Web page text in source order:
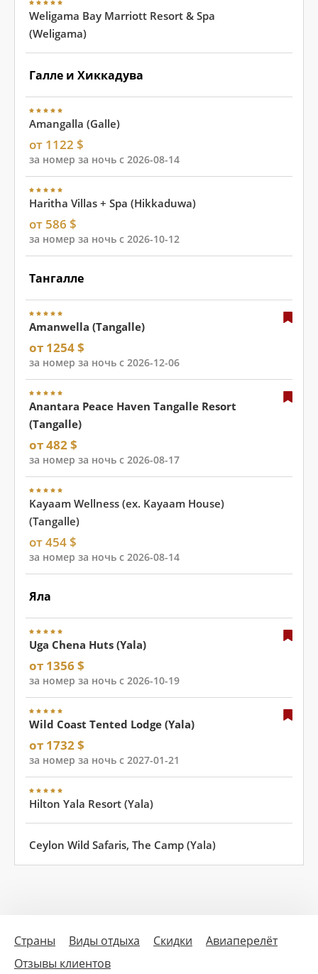
Weligama Bay Marriott Resort & Spa
(Weligama)
Галле и Хиккадува
Amangalla (Galle)
от 1122 $
за номер за ночь с 2026-08-14
Haritha Villas + Spa (Hikkaduwa)
от 586 $
за номер за ночь с 2026-10-12
Тангалле
Amanwella (Tangalle)
от 1254 $
за номер за ночь с 2026-12-06
Anantara Peace Haven Tangalle Resort
(Tangalle)
от 482 $
за номер за ночь с 2026-08-17
Kayaam Wellness (ex. Kayaam House)
(Tangalle)
от 454 $
за номер за ночь с 2026-08-14
Яла
Uga Chena Huts (Yala)
от 1356 $
за номер за ночь с 2026-10-19
Wild Coast Tented Lodge (Yala)
от 1732 $
за номер за ночь с 2027-01-21
Hilton Yala Resort (Yala)
Ceylon Wild Safaris, The Camp (Yala)
Страны Виды отдыха Скидки
Авиаперелёт
Отзывы клиентов